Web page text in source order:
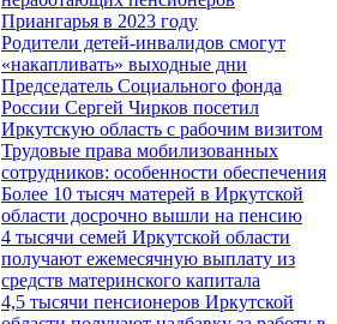
Приангарья в 2023 году
Родители детей-инвалидов смогут
«накапливать» выходные дни
Председатель Социального фонда
России Сергей Чирков посетил
Иркутскую область с рабочим визитом
Трудовые права мобилизованных
сотрудников: особенности обеспечения
Более 10 тысяч матерей в Иркутской
области досрочно вышли на пенсию
4 тысячи семей Иркутской области
получают ежемесячную выплату из
средств материнского капитала
4,5 тысячи пенсионеров Иркутской